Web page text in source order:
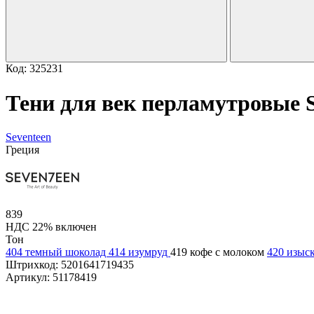
Код: 325231
Тени для век перламутровые
Seventeen
Греция
839
НДС 22% включен
Тон
404 темный шоколад 414 изумруд 419 кофе с молоком 420
Штрихкод: 5201641719435
Артикул: 51178419